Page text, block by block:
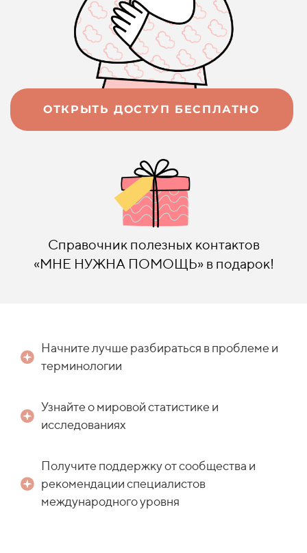
ОТКРЫТЬ ДОСТУП БЕСПЛАТНО
Справочник полезных контактов
«МНЕ НУЖНА ПОМОЩЬ» в подарок!
Начните лучше разбираться в проблеме и
терминологии
Узнайте о мировой статистике и
исследованиях
Получите поддержку от сообщества и
рекомендации специалистов
международного уровня